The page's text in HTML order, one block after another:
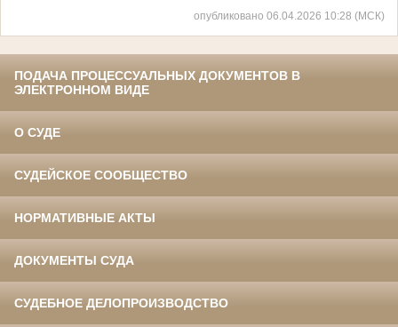
опубликовано 06.04.2026 10:28 (МСК)
ПОДАЧА ПРОЦЕССУАЛЬНЫХ ДОКУМЕНТОВ В
ЭЛЕКТРОННОМ ВИДЕ
О СУДЕ
СУДЕЙСКОЕ СООБЩЕСТВО
НОРМАТИВНЫЕ АКТЫ
ДОКУМЕНТЫ СУДА
СУДЕБНОЕ ДЕЛОПРОИЗВОДСТВО